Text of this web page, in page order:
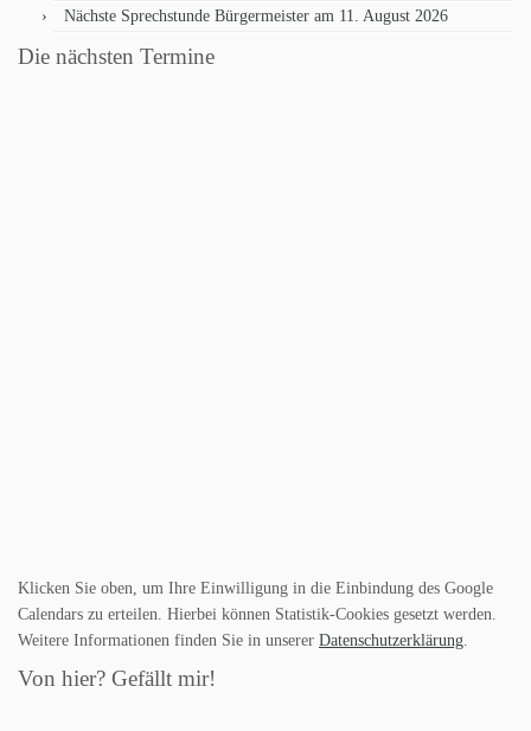
Nächste Sprechstunde Bürgermeister am 11. August 2026
Die nächsten Termine
Klicken Sie oben, um Ihre Einwilligung in die Einbindung des Google
Calendars zu erteilen. Hierbei können Statistik-Cookies gesetzt werden.
Weitere Informationen finden Sie in unserer Datenschutzerklärung.
Von hier? Gefällt mir!